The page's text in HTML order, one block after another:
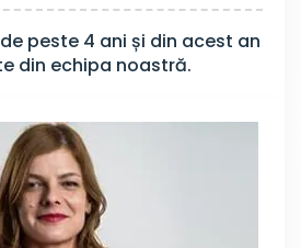
peste 4 ani și din acest an
din echipa noastră.